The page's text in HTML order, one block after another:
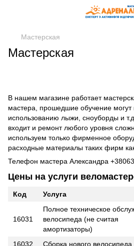
Мастерская
Мастерская
В нашем магазине работает
мастера, прошедшие обучение могут
использованию лыжи, сноуборды и
входит и ремонт любого уровня
используем только фирменное
расходные материалы таких фирм
Телефон мастера Александра
Цены на услуги
Код Услуга
16031
Полное техническое
велосипеда (не считая
амортизаторы)
16032 Сборка нового велосипеда